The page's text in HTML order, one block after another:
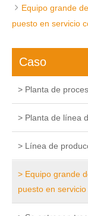
Equipo grande
puesto en servicio
Caso
> Planta de
> Planta de línea
> Línea de
> Equipo grande
puesto en